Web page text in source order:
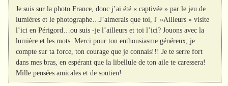
Je suis sur la photo France, donc j’ai été « captivée » par le jeu de
lumières et le photographe…J’aimerais que toi, l' »Ailleurs » visite
l’ici en Périgord…ou suis -je l’ailleurs et toi l’ici? Jouons avec la
lumière et les mots. Merci pour ton enthousiasme généreux; je
compte sur ta force, ton courage que je connais!!! Je te serre fort
dans mes bras, en espérant que la libellule de ton aile te caressera!
Mille pensées amicales et de soutien!